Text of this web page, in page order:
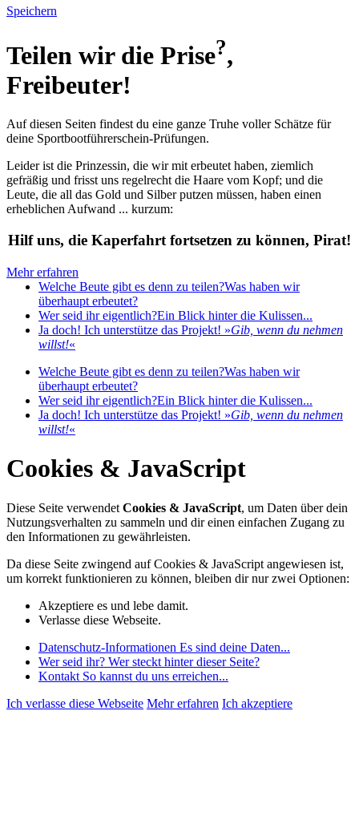
Speichern
Teilen wir die Prise?,
Freibeuter!
Auf diesen Seiten findest du eine ganze Truhe voller Schätze für
deine Sportbootführerschein-Prüfungen.
Leider ist die Prinzessin, die wir mit erbeutet haben, ziemlich
gefräßig und frisst uns regelrecht die Haare vom Kopf; und die
Leute, die all das Gold und Silber putzen müssen, haben einen
erheblichen Aufwand ... kurzum:
Hilf uns, die Kaperfahrt fortsetzen zu können, Pirat!
Mehr erfahren
Welche Beute gibt es denn zu teilen?Was haben wir
überhaupt erbeutet?
Wer seid ihr eigentlich?Ein Blick hinter die Kulissen...
Ja doch! Ich unterstütze das Projekt! »Gib, wenn du nehmen
willst!«
Welche Beute gibt es denn zu teilen?Was haben wir
überhaupt erbeutet?
Wer seid ihr eigentlich?Ein Blick hinter die Kulissen...
Ja doch! Ich unterstütze das Projekt! »Gib, wenn du nehmen
willst!«
Cookies & JavaScript
Diese Seite verwendet Cookies & JavaScript, um Daten über dein
Nutzungsverhalten zu sammeln und dir einen einfachen Zugang zu
den Informationen zu gewährleisten.
Da diese Seite zwingend auf Cookies & JavaScript angewiesen ist,
um korrekt funktionieren zu können, bleiben dir nur zwei Optionen:
Akzeptiere es und lebe damit.
Verlasse diese Webseite.
Datenschutz-Informationen Es sind deine Daten...
Wer seid ihr? Wer steckt hinter dieser Seite?
Kontakt So kannst du uns erreichen...
Ich verlasse diese Webseite Mehr erfahren Ich akzeptiere